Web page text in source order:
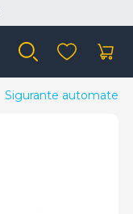
Sigurante automate